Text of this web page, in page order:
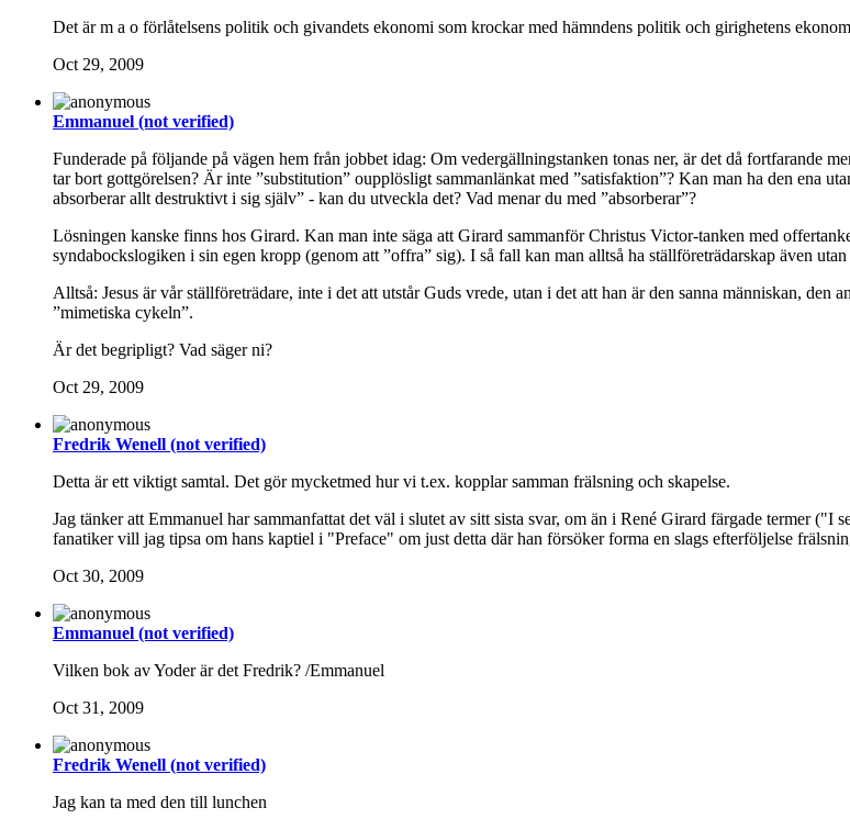
Det är m a o förlåtelsens politik och givandets ekonomi som krockar med hämndens politik och girighetens
Oct 29, 2009
Emmanuel (not verified)
Funderade på följande på vägen hem från jobbet idag: Om vedergällningstanken tonas ner, är det då fortfarande
tar bort gottgörelsen? Är inte ”substitution” oupplösligt sammanlänkat med ”satisfaktion”? Kan man ha den ena
absorberar allt destruktivt i sig själv” - kan du utveckla det? Vad menar du med ”absorberar”?
Lösningen kanske finns hos Girard. Kan man inte säga att Girard sammanför Christus Victor-tanken med
syndabockslogiken i sin egen kropp (genom att ”offra” sig). I så fall kan man alltså ha ställföreträdarskap även
Alltså: Jesus är vår ställföreträdare, inte i det att utstår Guds vrede, utan i det att han är den sanna människan,
”mimetiska cykeln”.
Är det begripligt? Vad säger ni?
Oct 29, 2009
Fredrik Wenell (not verified)
Detta är ett viktigt samtal. Det gör mycketmed hur vi t.ex. kopplar samman frälsning och skapelse.
Jag tänker att Emmanuel har sammanfattat det väl i slutet av sitt sista svar, om än i René Girard färgade termer
fanatiker vill jag tipsa om hans kaptiel i "Preface" om just detta där han försöker forma en slags efterföljelse
Oct 30, 2009
Emmanuel (not verified)
Vilken bok av Yoder är det Fredrik? /Emmanuel
Oct 31, 2009
Fredrik Wenell (not verified)
Jag kan ta med den till lunchen